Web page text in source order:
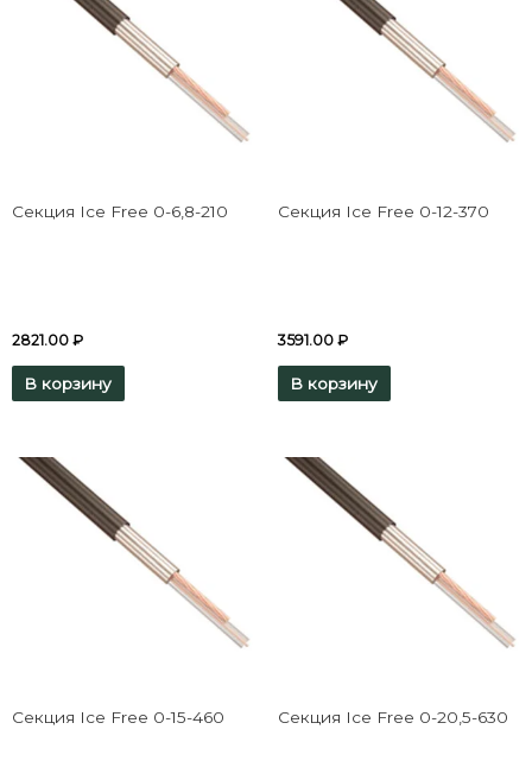
Секция Ice Free 0-6,8-210
2821.00 ₽
В корзину
Секция Ice Free 0-12-370
3591.00 ₽
В корзину
Секция Ice Free 0-15-460 Секция Ice Free 0-20,5-630